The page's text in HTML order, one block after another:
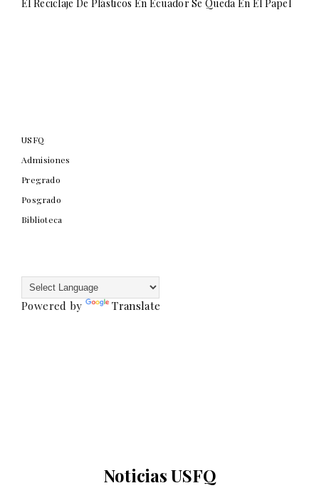
El Reciclaje De Plásticos En Ecuador Se Queda En El Papel
USFQ
Admisiones
Pregrado
Posgrado
Biblioteca
Powered by Translate
Noticias USFQ